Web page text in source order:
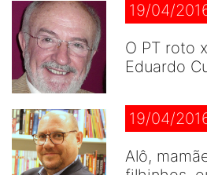
19/04/
O PT roto
Eduardo
19/04/
Alô,